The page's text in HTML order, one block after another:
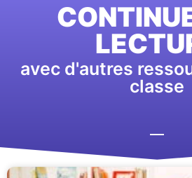
avec d'autres
classe